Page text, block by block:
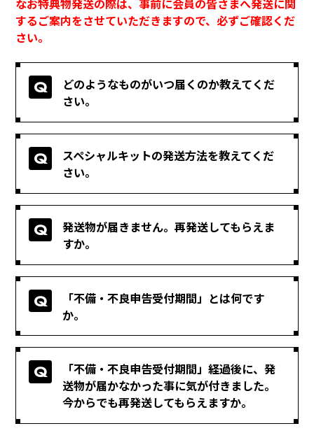
なお特典物発送の際は、事前に会員の皆さまへ発送に関
するご案内をさせていただきますので、必ずご確認くだ
さい。
どのようなものがいつ届くのか教えてくだ
さい。
スペシャルキットの発送方法を教えてくだ
さい。
発送物が届きません。再発送してもらえま
すか。
「不備・不良申告受付期間」とは何です
か。
「不備・不良申告受付期間」経過後に、発
送物が届かなかった事に気が付きました。
今からでも再発送してもらえますか。